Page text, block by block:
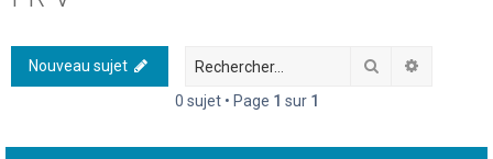
h
Nouveau sujet Rechercher
0 sujet • Page 1 sur 1